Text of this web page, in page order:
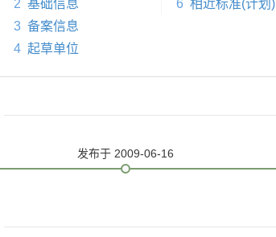
2 基础信息
3 备案信息
4 起草单位
6 相近标准(计划)
发布于 2009-06-16